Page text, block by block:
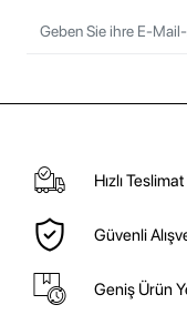
Hızlı Teslimat
Güvenli
Geniş Ürün